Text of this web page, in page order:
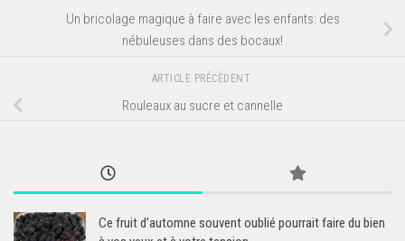
Un bricolage magique à faire avec les enfants: des
nébuleuses dans des bocaux!
ARTICLE PRÉCÉDENT
Rouleaux au sucre et cannelle
Ce fruit d’automne souvent oublié pourrait faire du bien